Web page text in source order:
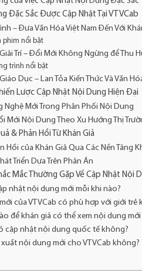
Đặc Sắc Được Cập Nhật Tại VTVCab
– Đưa Văn Hóa Việt Nam Đến Với
phim nổi bật
Trí – Đổi Mới Không Ngừng để Thu
trình nổi bật
Dục – Lan Tỏa Kiến Thức Và Văn
Lược Cập Nhật Nội Dung Hiện Đại
Nghệ Mới Trong Phân Phối Nội Dung
Mới Nội Dung Theo Xu Hướng Thị
& Phản Hồi Từ Khán Giả
Hồi của Khán Giả Qua Các Nền Tảng
Triển Dựa Trên Phản Án
Mắc Thường Gặp Về Cập Nhật Nội
nhật nội dung mới mỗi khi nào?
của VTVCab có phù hợp với giới trẻ
để khán giả có thể xem nội dung mới
cập nhật nội dung quốc tế không?
nội dung mới cho VTVCab không?